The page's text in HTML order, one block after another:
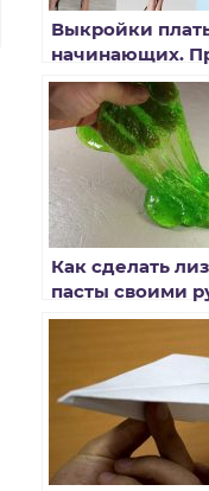
Выкройки
начинающих.
выкройки
Как сделать
пасты своими